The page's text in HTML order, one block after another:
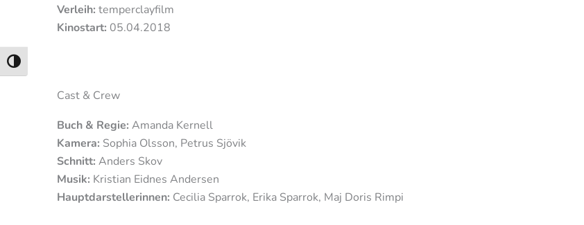
Umschalten auf hohe Kontraste
Verleih: temperclayfilm
Kinostart: 05.04.2018
Cast & Crew
Buch & Regie: Amanda Kernell
Kamera: Sophia Olsson, Petrus Sjövik
Schnitt: Anders Skov
Musik: Kristian Eidnes Andersen
Hauptdarstellerinnen: Cecilia Sparrok, Erika Sparrok, Maj Doris Rimpi